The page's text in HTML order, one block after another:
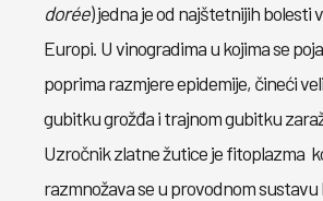
dorée) jedna je od najštetnijih bolesti
Europi. U vinogradima u kojima se
poprima razmjere epidemije, čineći
gubitku grožđa i trajnom gubitku
Uzročnik zlatne žutice je fitoplazma
razmnožava se u provodnom sustavu